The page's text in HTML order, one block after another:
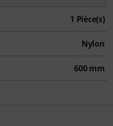
1 Pièce(s)
Nylon
600 mm